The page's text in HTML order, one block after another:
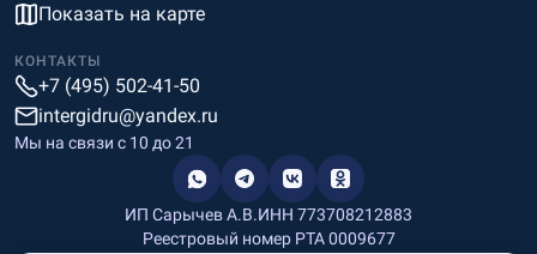
Показать на карте
КОНТАКТЫ
+7 (495) 502-41-50
intergidru@yandex.ru
Мы на связи c 10 до 21
ИП Сарычев А.В.ИНН 773708212883
Реестровый номер РТА 0009677